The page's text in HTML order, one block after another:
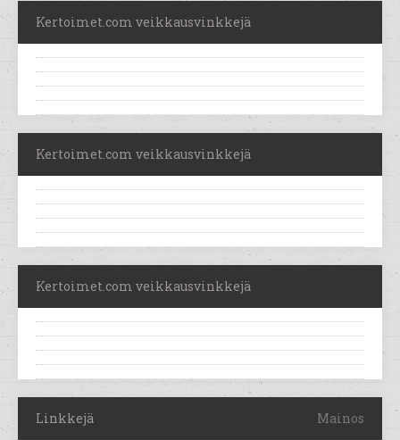
Kertoimet.com veikkausvinkkejä
Kertoimet.com veikkausvinkkejä
Kertoimet.com veikkausvinkkejä
Linkkejä Mainos